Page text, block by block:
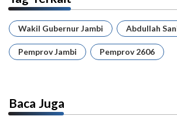
Wakil Gubernur Jambi Abdullah
Pemprov Jambi Pemprov 2606
Baca Juga